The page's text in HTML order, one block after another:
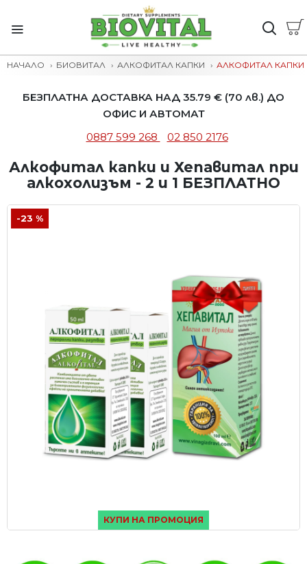
НАЧАЛО БИОВИТАЛ АЛКОФИТАЛ КАПКИ АЛКОФИТАЛ КАПКИ
БЕЗПЛАТНА ДОСТАВКА НАД 35.79 € (70 лв.) ДО
ОФИС И АВТОМАТ
0887 599 268
02 850 2176
Алкофитал капки и Хепавитал при
алкохолизъм - 2 и 1 БЕЗПЛАТНО
КУПИ НА ПРОМОЦИЯ
-23 %